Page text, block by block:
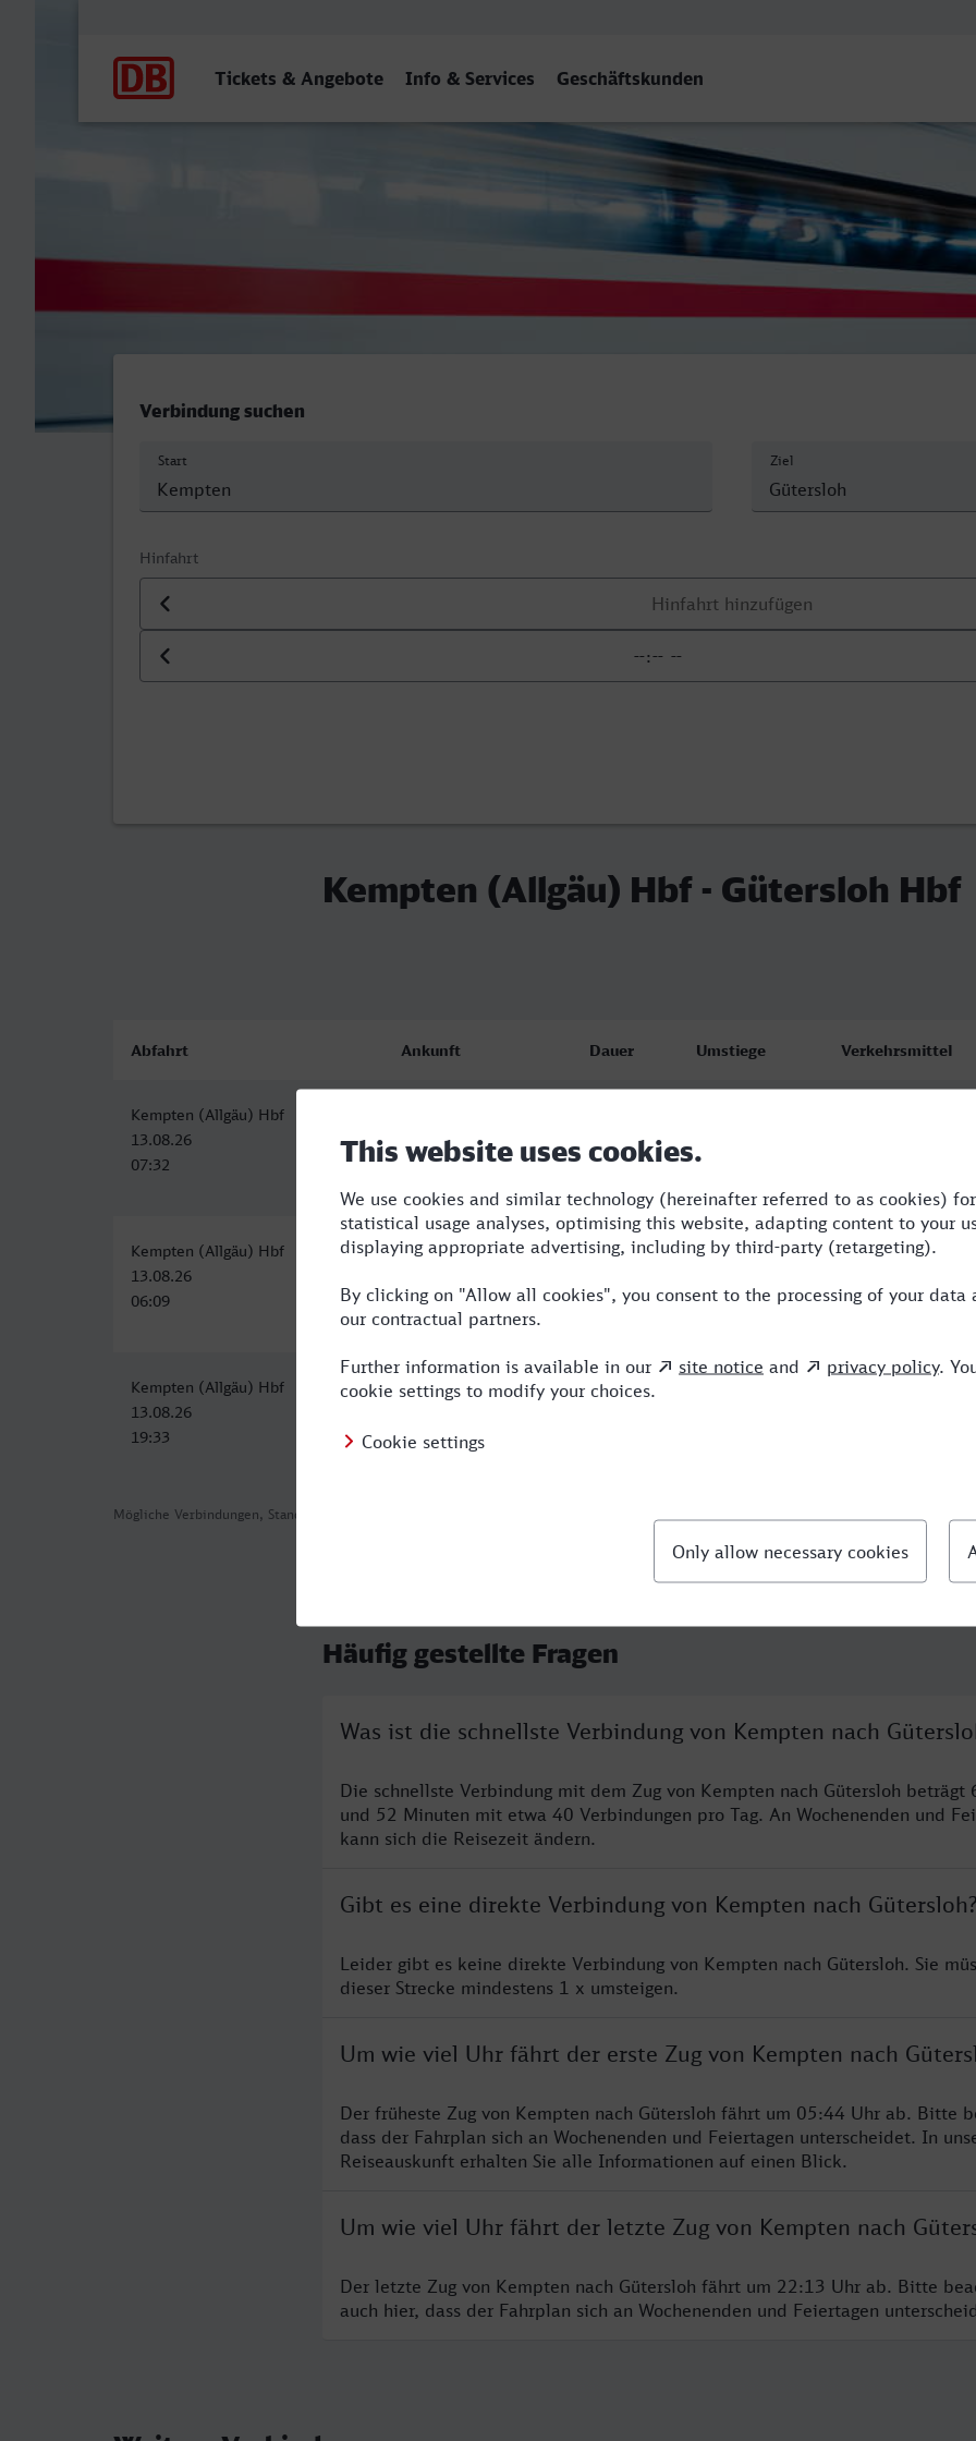
Tickets & Angebote Info & Services Geschäftskunden
Kempten (Allgäu) Hbf - Gütersloh Hbf
Verbindung suchen
Start Ziel
Hinfahrt
Datum der Hinfahrt
Uhrzeit der Hinfahrt
Kempten (Allgäu) Hbf - Gütersloh Hbf
Mögliche Verbindungen, Stand: 2026-07-30 01:41
Abfahrt Ankunft Dauer Umstiege Verkehrsmittel
Kempten (Allgäu) Hbf
13.08.26
07:32
13.08.26
14:24
Kempten (Allgäu) Hbf
13.08.26
06:09
Gütersloh Hbf
14:38
8:29 5 RE,ERB,ICE
Kempten (Allgäu) Hbf
13.08.26
19:33
Gütersloh Hbf
05:19
9:46
Häufig gestellte Fragen
Was ist die schnellste Verbindung von Kempten nach
Die schnellste Verbindung mit dem Zug von Kempten nach Gütersloh beträgt
und 52 Minuten mit etwa 40 Verbindungen pro Tag. An Wochenenden und
kann sich die Reisezeit ändern.
Gibt es eine direkte Verbindung von Kempten nach Gütersloh?
Leider gibt es keine direkte Verbindung von Kempten nach Gütersloh. Sie
dieser Strecke mindestens 1 x umsteigen.
Um wie viel Uhr fährt der erste Zug von Kempten nach
Der früheste Zug von Kempten nach Gütersloh fährt um 05:44 Uhr ab. Bitte
dass der Fahrplan sich an Wochenenden und Feiertagen unterscheidet. In
Reiseauskunft erhalten Sie alle Informationen auf einen Blick.
Um wie viel Uhr fährt der letzte Zug von Kempten nach
Der letzte Zug von Kempten nach Gütersloh fährt um 22:13 Uhr ab. Bitte
auch hier, dass der Fahrplan sich an Wochenenden und Feiertagen